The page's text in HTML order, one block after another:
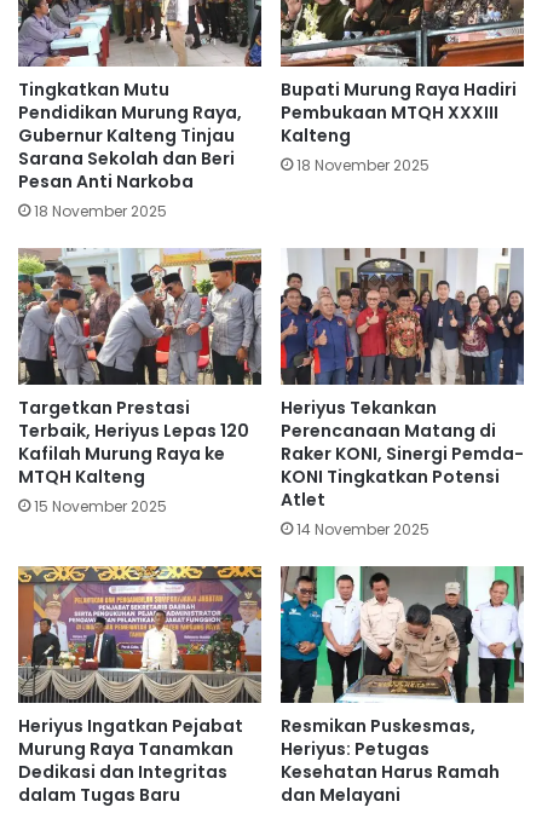
Tingkatkan Mutu
Pendidikan Murung Raya,
Gubernur Kalteng Tinjau
Sarana Sekolah dan Beri
Pesan Anti Narkoba
18 November 2025
Bupati Murung Raya Hadiri
Pembukaan MTQH XXXIII
Kalteng
18 November 2025
Targetkan Prestasi
Terbaik, Heriyus Lepas 120
Kafilah Murung Raya ke
MTQH Kalteng
15 November 2025
Heriyus Tekankan
Perencanaan Matang di
Raker KONI, Sinergi Pemda-
KONI Tingkatkan Potensi
Atlet
14 November 2025
Heriyus Ingatkan Pejabat
Murung Raya Tanamkan
Dedikasi dan Integritas
dalam Tugas Baru
Resmikan Puskesmas,
Heriyus: Petugas
Kesehatan Harus Ramah
dan Melayani